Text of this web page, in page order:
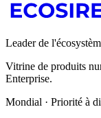
Leader de
Vitrine de produits
Enterprise.
Mondial · Priorité à